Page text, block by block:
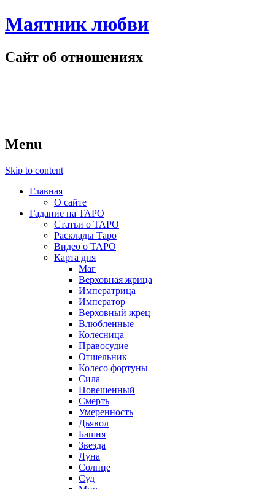
Маятник любви
Сайт об отношениях
Menu
Skip to content
Главная
О сайте
Гадание на ТАРО
Статьи о ТАРО
Расклады Таро
Видео о ТАРО
Карта дня
Маг
Верховная жрица
Императрица
Император
Верховный жрец
Влюбленные
Колесница
Правосудие
Отшельник
Колесо фортуны
Сила
Повешенный
Смерть
Умеренность
Дьявол
Башня
Звезда
Луна
Солнце
Суд